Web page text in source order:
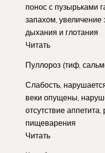
понос с пузырьками
запахом, увеличение
дыхания и глотания
Читать
Пуллороз (тиф,
Слабость,
веки опущены,
отсутствие аппетита,
пищеварения
Читать